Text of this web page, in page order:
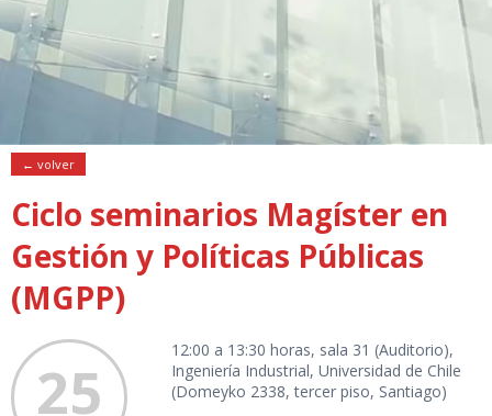
← volver
Ciclo seminarios Magíster en
Gestión y Políticas Públicas
(MGPP)
25
12:00 a 13:30 horas, sala 31 (Auditorio),
Ingeniería Industrial, Universidad de Chile
(Domeyko 2338, tercer piso, Santiago)